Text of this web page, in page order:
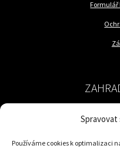
Spravovat
Používáme cookies k optimalizaci
Formulář